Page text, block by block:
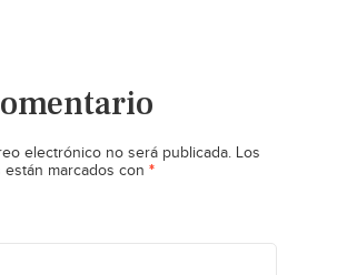
electrónico no será publicada. Los
marcados con *